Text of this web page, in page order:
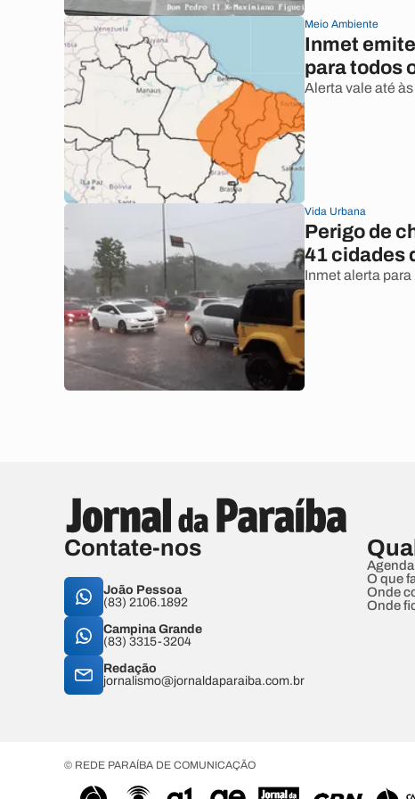
Meio Ambiente
Inmet
para todos
Alerta vale até
Vida Urbana
Perigo de
41 cidades
Inmet alerta
Contate-nos
João Pessoa
(83) 2106.1892
Campina Grande
(83) 3315-3204
Redação
jornalismo@jornaldaparaiba.com.br
O que
Onde
Onde
© REDE PARAÍBA DE COMUNICAÇÃO